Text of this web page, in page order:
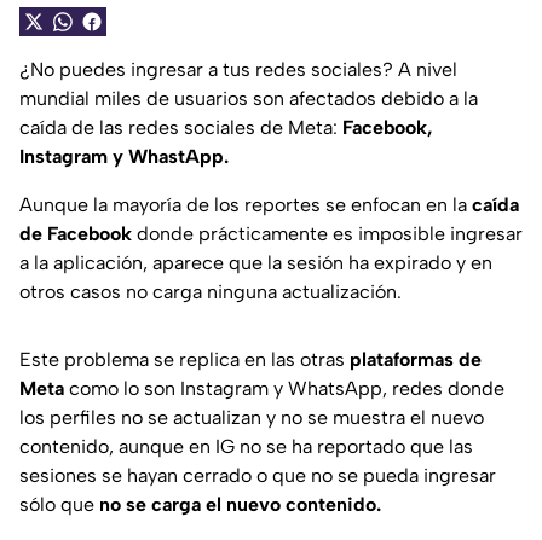
¿No puedes ingresar a tus redes sociales? A nivel
mundial miles de usuarios son afectados debido a la
caída de las redes sociales de Meta: Facebook,
Instagram y WhastApp.
Aunque la mayoría de los reportes se enfocan en la caída
de Facebook donde prácticamente es imposible ingresar
a la aplicación, aparece que la sesión ha expirado y en
otros casos no carga ninguna actualización.
Este problema se replica en las otras plataformas de
Meta como lo son Instagram y WhatsApp, redes donde
los perfiles no se actualizan y no se muestra el nuevo
contenido, aunque en IG no se ha reportado que las
sesiones se hayan cerrado o que no se pueda ingresar
sólo que no se carga el nuevo contenido.